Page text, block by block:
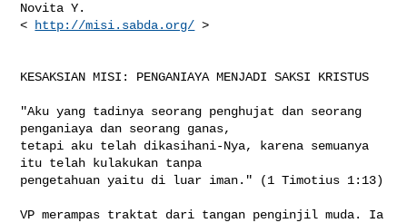
Novita Y.
<
http://misi.sabda.org/ >
KESAKSIAN MISI: PENGANIAYA MENJADI SAKSI KRISTUS
"Aku yang tadinya seorang penghujat dan seorang
penganiaya dan seorang ganas,
tetapi aku telah dikasihani-Nya, karena semuanya
itu telah kulakukan tanpa
pengetahuan yaitu di luar iman." (1 Timotius 1:13)
VP merampas traktat dari tangan penginjil muda. Ia